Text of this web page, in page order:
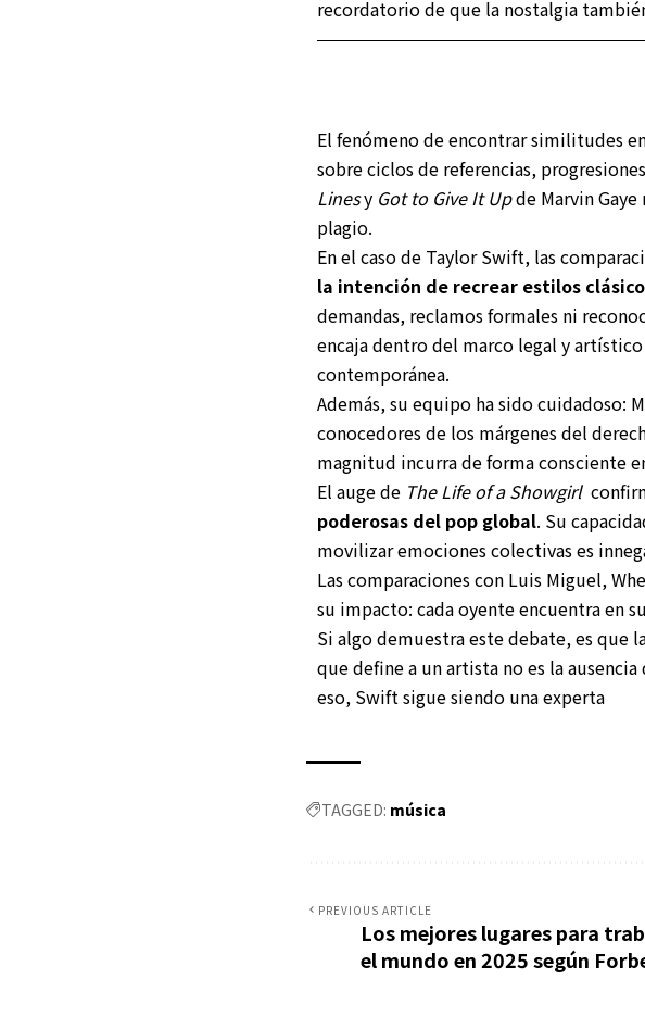
recordatorio de que la nostalgia
El fenómeno de encontrar similitudes
sobre ciclos de referencias,
Linesy Got to Give It Upde Marvin
plagio.
En el caso de Taylor Swift, las
la intención de recrear estilos
demandas, reclamos formales ni
encaja dentro del marco legal y
contemporánea.
Además, su equipo ha sido cuidadoso:
conocedores de los márgenes del
magnitud incurra de forma consciente
El auge de The Life of a Showgirl
poderosas del pop global. Su
movilizar emociones colectivas es
Las comparaciones con Luis Miguel,
su impacto: cada oyente encuentra en
Si algo demuestra este debate, es que
que define a un artista no es la
eso, Swift sigue siendo una experta
TAGGED: música
PREVIOUS ARTICLE
Los mejores lugares para
el mundo en 2025 según